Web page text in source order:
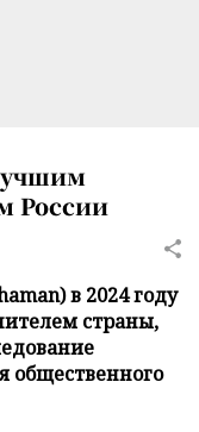
России
в 2024 году
страны,
общественного